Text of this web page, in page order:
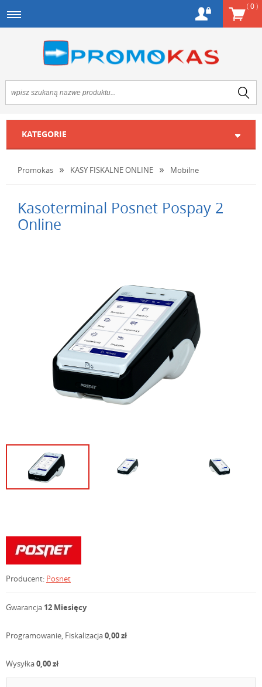
(0)
KATEGORIE
Promokas KASY FISKALNE ONLINE Mobilne
Kasoterminal Posnet Pospay 2
Online
Producent: Posnet
Gwarancja 12 Miesięcy
Programowanie, Fiskalizacja0,00 zł
Wysyłka0,00 zł